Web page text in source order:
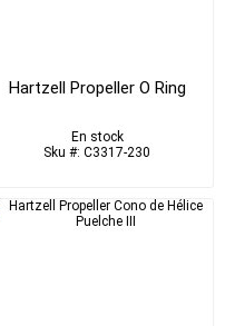
Hartzell Propeller O Ring
En stock
Sku #: C3317-230